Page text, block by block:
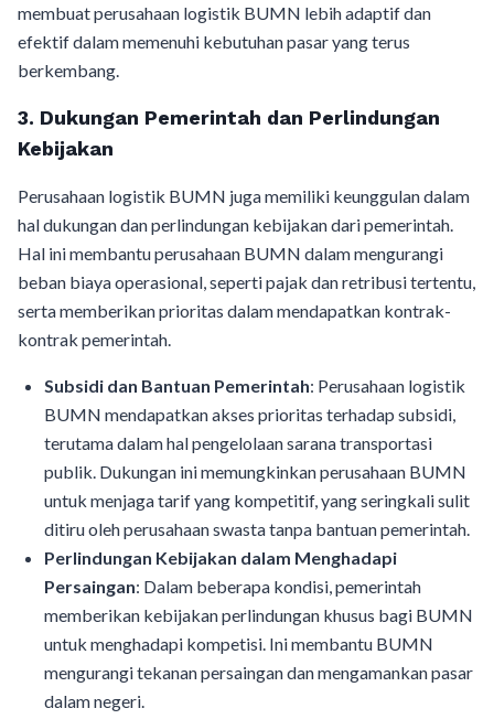
membuat perusahaan logistik BUMN lebih adaptif dan
efektif dalam memenuhi kebutuhan pasar yang terus
berkembang.
3. Dukungan Pemerintah dan Perlindungan
Kebijakan
Perusahaan logistik BUMN juga memiliki keunggulan dalam
hal dukungan dan perlindungan kebijakan dari pemerintah.
Hal ini membantu perusahaan BUMN dalam mengurangi
beban biaya operasional, seperti pajak dan retribusi tertentu,
serta memberikan prioritas dalam mendapatkan kontrak-
kontrak pemerintah.
Subsidi dan Bantuan Pemerintah: Perusahaan logistik
BUMN mendapatkan akses prioritas terhadap subsidi,
terutama dalam hal pengelolaan sarana transportasi
publik. Dukungan ini memungkinkan perusahaan BUMN
untuk menjaga tarif yang kompetitif, yang seringkali sulit
ditiru oleh perusahaan swasta tanpa bantuan pemerintah.
Perlindungan Kebijakan dalam Menghadapi
Persaingan: Dalam beberapa kondisi, pemerintah
memberikan kebijakan perlindungan khusus bagi BUMN
untuk menghadapi kompetisi. Ini membantu BUMN
mengurangi tekanan persaingan dan mengamankan pasar
dalam negeri.